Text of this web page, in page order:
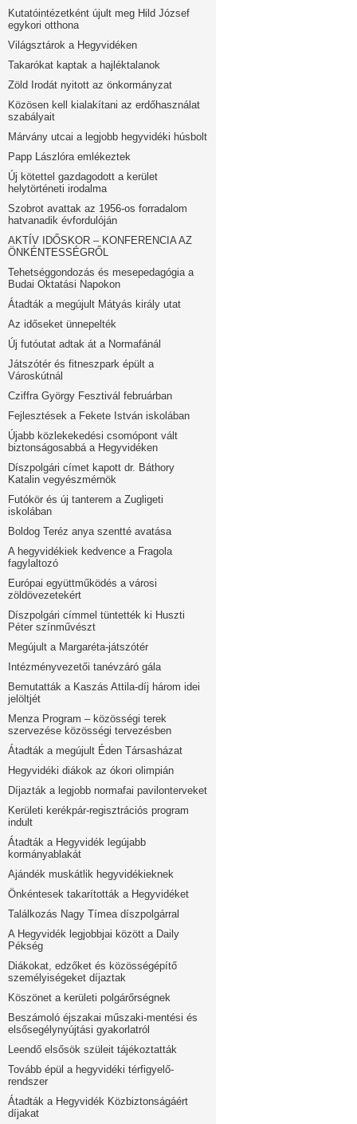
Kutatóintézetként újult meg Hild József
egykori otthona
Világsztárok a Hegyvidéken
Takarókat kaptak a hajléktalanok
Zöld Irodát nyitott az önkormányzat
Közösen kell kialakítani az erdőhasználat
szabályait
Márvány utcai a legjobb hegyvidéki húsbolt
Papp Lászlóra emlékeztek
Új kötettel gazdagodott a kerület
helytörténeti irodalma
Szobrot avattak az 1956-os forradalom
hatvanadik évfordulóján
AKTÍV IDŐSKOR – KONFERENCIA AZ
ÖNKÉNTESSÉGRŐL
Tehetséggondozás és mesepedagógia a
Budai Oktatási Napokon
Átadták a megújult Mátyás király utat
Az időseket ünnepelték
Új futóutat adtak át a Normafánál
Játszótér és fitneszpark épült a
Városkútnál
Cziffra György Fesztivál februárban
Fejlesztések a Fekete István iskolában
Újabb közlekekedési csomópont vált
biztonságosabbá a Hegyvidéken
Díszpolgári címet kapott dr. Báthory
Katalin vegyészmérnök
Futókör és új tanterem a Zugligeti
iskolában
Boldog Teréz anya szentté avatása
A hegyvidékiek kedvence a Fragola
fagylaltozó
Európai együttműködés a városi
zöldövezetekért
Díszpolgári címmel tüntették ki Huszti
Péter színművészt
Megújult a Margaréta-játszótér
Intézményvezetői tanévzáró gála
Bemutatták a Kaszás Attila-díj három idei
jelöltjét
Menza Program – közösségi terek
szervezése közösségi tervezésben
Átadták a megújult Éden Társasházat
Hegyvidéki diákok az ókori olimpián
Díjazták a legjobb normafai pavilonterveket
Kerületi kerékpár-regisztrációs program
indult
Átadták a Hegyvidék legújabb
kormányablakát
Ajándék muskátlik hegyvidékieknek
Önkéntesek takarították a Hegyvidéket
Találkozás Nagy Tímea díszpolgárral
A Hegyvidék legjobbjai között a Daily
Pékség
Diákokat, edzőket és közösségépítő
személyiségeket díjaztak
Köszönet a kerületi polgárőrségnek
Beszámoló éjszakai műszaki-mentési és
elsősegélynyújtási gyakorlatról
Leendő elsősök szüleit tájékoztatták
Tovább épül a hegyvidéki térfigyelő-
rendszer
Átadták a Hegyvidék Közbiztonságáért
díjakat